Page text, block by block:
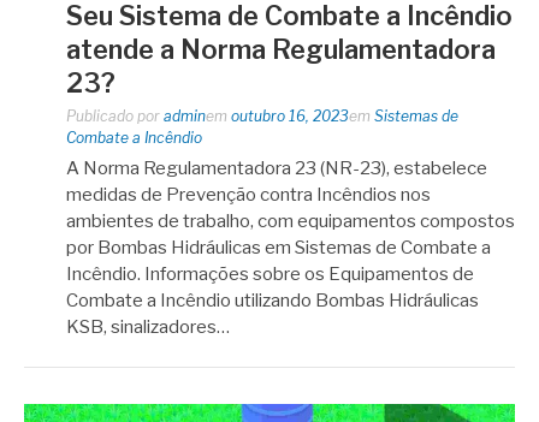
Seu Sistema de Combate a Incêndio
atende a Norma Regulamentadora
23?
Publicado por adminem outubro 16, 2023em Sistemas de
Combate a Incêndio
A Norma Regulamentadora 23 (NR-23), estabelece
medidas de Prevenção contra Incêndios nos
ambientes de trabalho, com equipamentos compostos
por Bombas Hidráulicas em Sistemas de Combate a
Incêndio. Informações sobre os Equipamentos de
Combate a Incêndio utilizando Bombas Hidráulicas
KSB, sinalizadores…